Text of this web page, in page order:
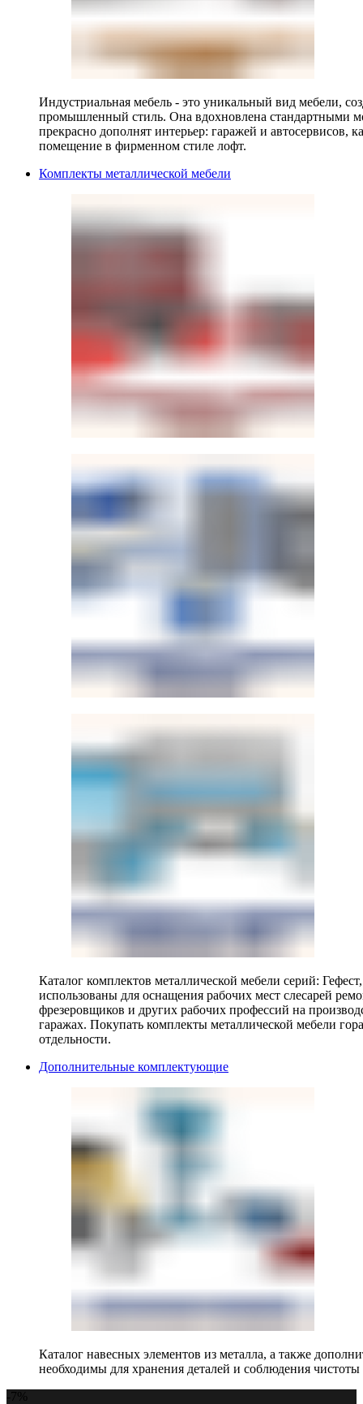
Индустриальная мебель - это уникальный вид мебели,
промышленный стиль. Она вдохновлена стандартными
прекрасно дополнят интерьер: гаражей и автосервисов,
помещение в фирменном стиле лофт.
Комплекты металлической мебели
Каталог комплектов металлической мебели серий:
использованы для оснащения рабочих мест слесарей
фрезеровщиков и других рабочих профессий на
гаражах. Покупать комплекты металлической мебели
отдельности.
Дополнительные комплектующие
Каталог навесных элементов из металла, а также
необходимы для хранения деталей и соблюдения чистоты
-7%